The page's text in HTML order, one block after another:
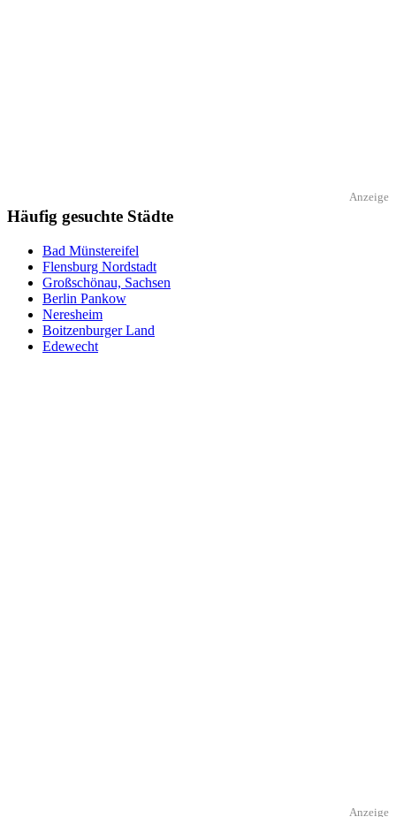
Anzeige
Häufig gesuchte Städte
Bad Münstereifel
Flensburg Nordstadt
Großschönau, Sachsen
Berlin Pankow
Neresheim
Boitzenburger Land
Edewecht
Anzeige